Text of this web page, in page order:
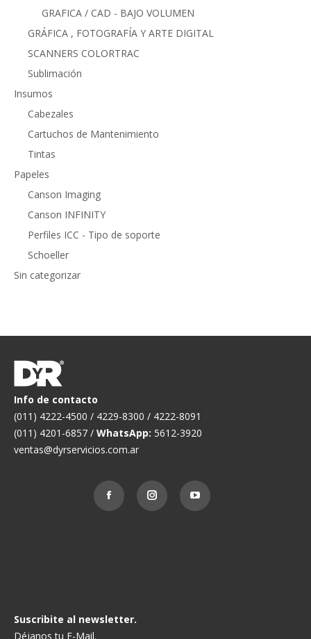
GRAFICA / CAD - BAJO VOLUMEN
GRÁFICA , FOTOGRAFÍA Y ARTE DIGITAL
SCANNERS COLORTRAC
Sublimación
Insumos
Cabezales
Cartuchos de Mantenimiento
Tintas
Papeles
Canson Imaging
Canson INFINITY
Perfiles ICC - Tipo de soporte
Schoeller
Sin categorizar
Info de contacto
(011) 4222-4500 / 4229-8300 / 4222-8091
(011) 4201-6857 / WhatsApp: 5612-3920
ventas@dyrservicios.com.ar
Suscribite al newsletter.
Déjanos tu E-Mail.